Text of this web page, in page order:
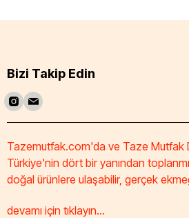
Bizi Takip Edin
Tazemutfak.com'da ve Taze Mutfak
Türkiye'nin dört bir yanından
doğal ürünlere ulaşabilir, gerçek
devamı için tıklayın...